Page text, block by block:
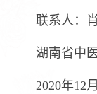
联系人：肖
湖南省中医
2020年12月